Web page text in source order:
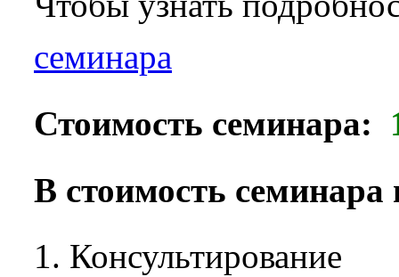
семинара
Стоимость семинара:
В стоимость семинара
Консультирование